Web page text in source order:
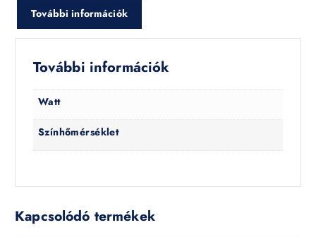
További információk
További információk
Watt
Színhőmérséklet
Kapcsolódó termékek